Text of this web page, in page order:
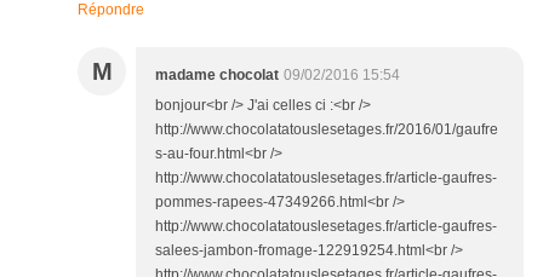
Répondre
M madame chocolat 09/02/2016 15:54
bonjour<br /> J'ai celles ci :<br />
http://www.chocolatatouslesetages.fr/2016/01/gaufre
s-au-four.html<br />
http://www.chocolatatouslesetages.fr/article-gaufres-
pommes-rapees-47349266.html<br />
http://www.chocolatatouslesetages.fr/article-gaufres-
salees-jambon-fromage-122919254.html<br />